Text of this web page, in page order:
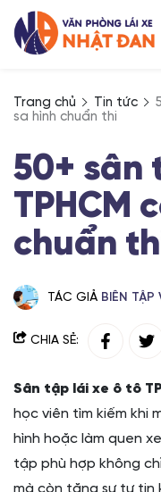
Trang chủ Tin tức
sa hình chuẩn thi
50+ sân
TPHCM
chuẩn
TÁC GIẢ BIÊN TẬP
CHIA SẺ:
Sân tập lái xe ô tô
học viên tìm kiếm khi
hình hoặc làm quen
tập phù hợp không